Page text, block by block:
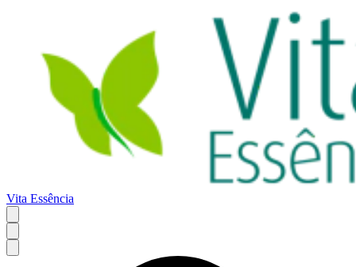
Vita Essência